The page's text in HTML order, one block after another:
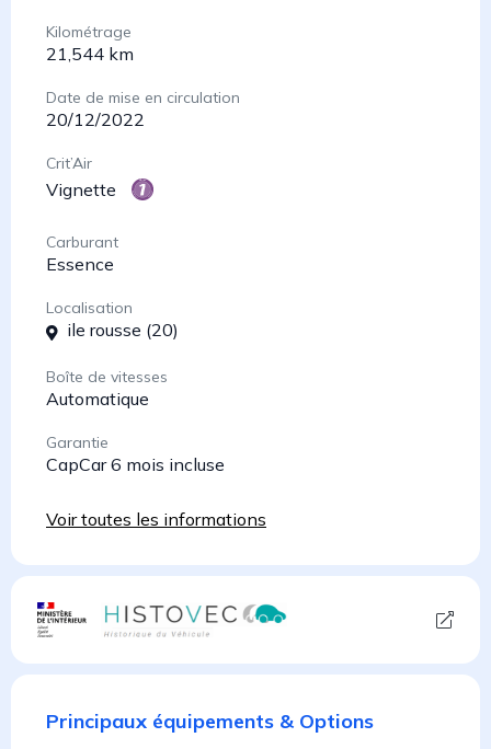
Kilométrage
21,544 km
Date de mise en circulation
20/12/2022
Crit’Air
Vignette
Carburant
Essence
Localisation
ile rousse (20)
Boîte de vitesses
Automatique
Garantie
CapCar 6 mois incluse
Voir toutes les informations
Principaux équipements & Options